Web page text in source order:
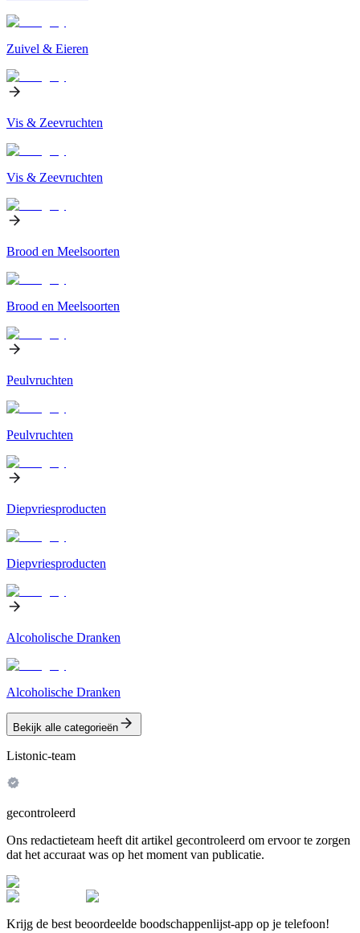
Zuivel & Eieren
Vis & Zeevruchten
Vis & Zeevruchten
Brood en Meelsoorten
Brood en Meelsoorten
Peulvruchten
Peulvruchten
Diepvriesproducten
Diepvriesproducten
Alcoholische Dranken
Alcoholische Dranken
Bekijk alle categorieën
Listonic-team
gecontroleerd
Ons redactieteam heeft dit artikel gecontroleerd om ervoor te zorgen
dat het accuraat was op het moment van publicatie.
Krijg de best beoordeelde boodschappenlijst-app op je telefoon!